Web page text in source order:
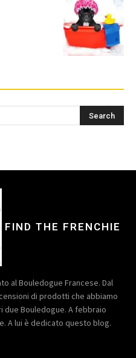
FIND THE FRENCHIE
al Bouledogue Francese. Dal
di prodotti che abbiamo
due Bouledogue. A febbraio
A lui è dedicato questo blog.